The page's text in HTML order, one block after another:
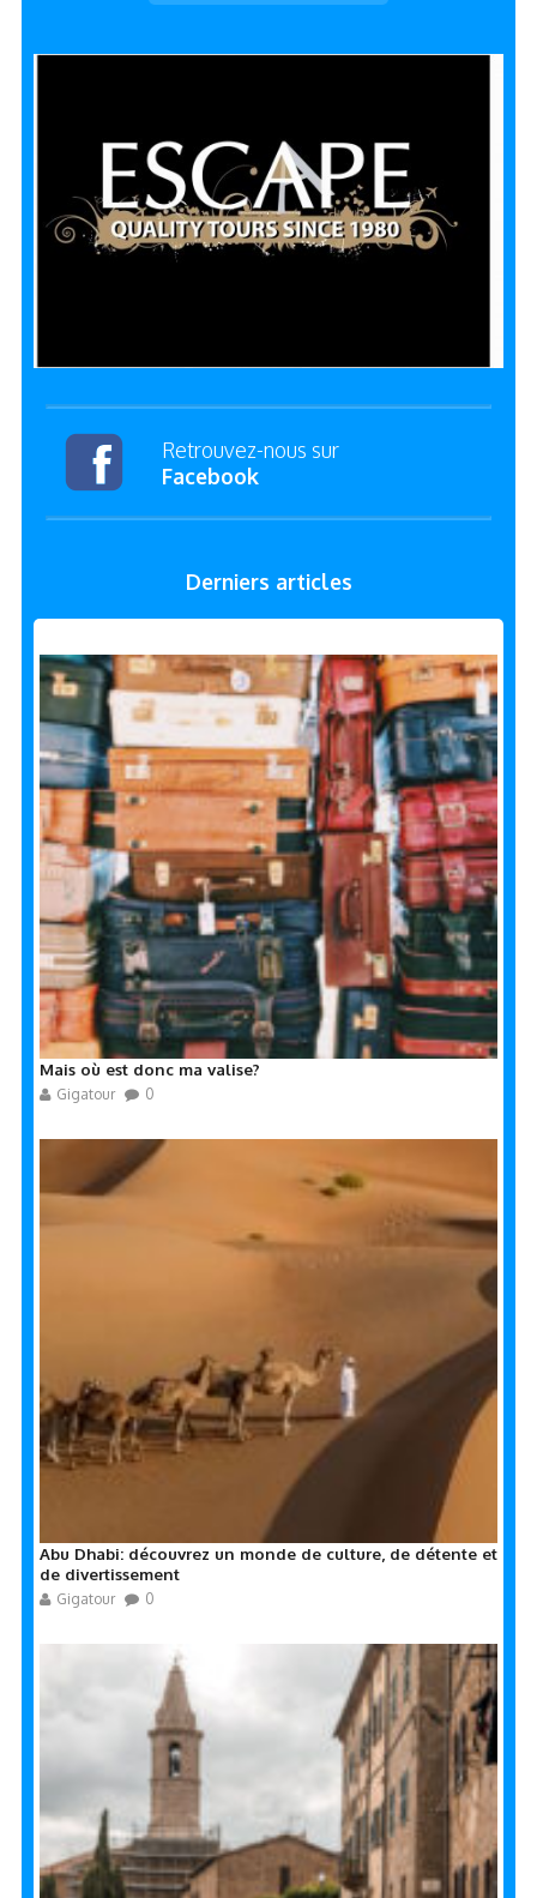
Retrouvez-nous sur
Facebook
Derniers articles
Mais où est donc ma valise?
Gigatour 0
Abu Dhabi: découvrez un monde de culture, de détente et
de divertissement
Gigatour 0